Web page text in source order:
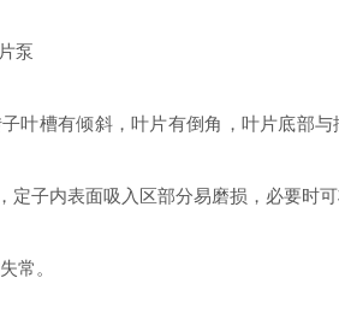
泵
叶槽有倾斜，叶片有倒角，叶片底部
子内表面吸入区部分易磨损，必要时
常。